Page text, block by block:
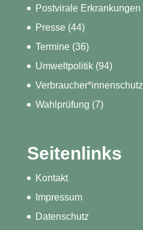
Postvirale Erkrankungen
Presse(44)
Termine(36)
Umweltpolitik(94)
Verbraucher*innenschutz
Wahlprüfung (7)
Seitenlinks
Kontakt
Impressum
Datenschutz